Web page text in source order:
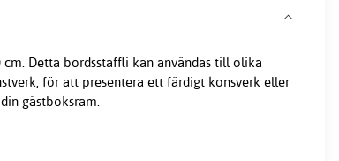
Detta bordsstaffli kan användas till olika
för att presentera ett färdigt konsverk eller
gästboksram.